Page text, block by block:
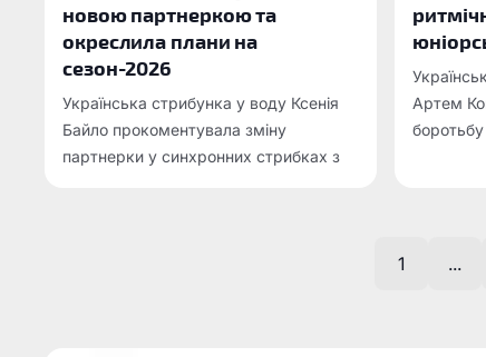
новою партнеркою та
окреслила плани на
сезон-2026
Українська стрибунка у воду Ксенія
Байло прокоментувала зміну
партнерки у синхронних стрибках з
Артем
1 ...